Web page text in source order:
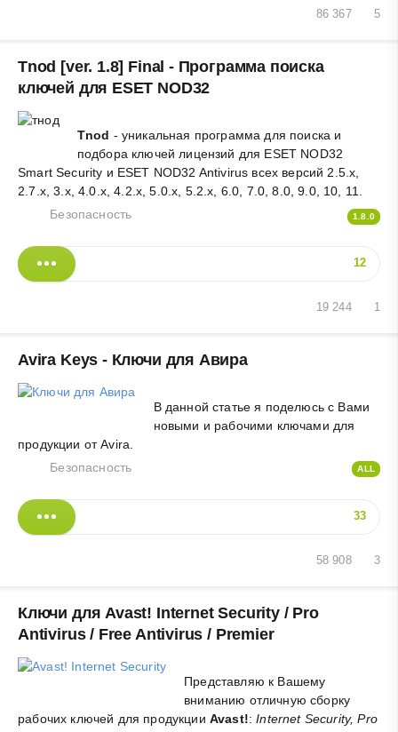
5
86 367
Tnod [ver. 1.8] Final - Программа поиска
ключей для ESET NOD32
Tnod - уникальная программа для поиска и
подбора ключей лицензий для ESET NOD32
Smart Security и ESET NOD32 Antivirus всех версий 2.5.x,
2.7.x, 3.x, 4.0.x, 4.2.x, 5.0.x, 5.2.x, 6.0, 7.0, 8.0, 9.0, 10, 11.
Безопасность
1.8.0
12
1
19 244
Avira Keys - Ключи для Авира
В данной статье я поделюсь с Вами
новыми и рабочими ключами для
продукции от Avira.
Безопасность
ALL
33
3
58 908
Ключи для Avast! Internet Security / Pro
Antivirus / Free Antivirus / Premier
Представляю к Вашему
вниманию отличную сборку
рабочих ключей для продукции Avast!:Internet Security, Pro